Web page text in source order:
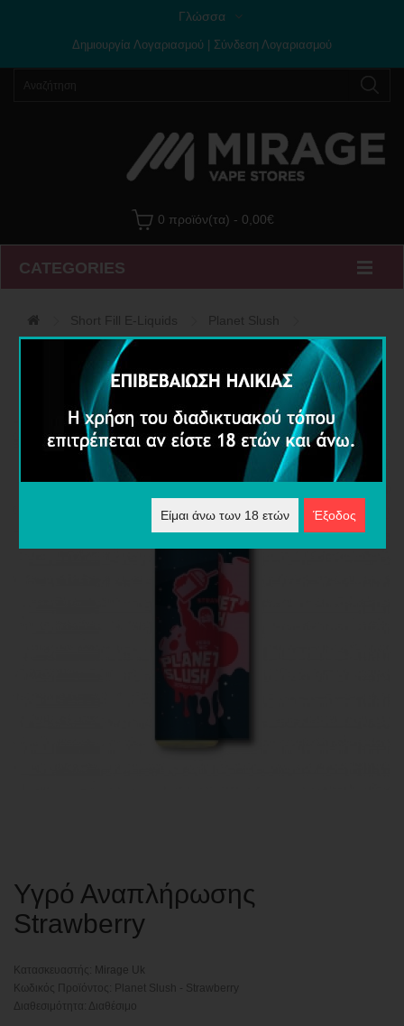
Γλώσσα
Δημιουργία Λογαριασμού Σύνδεση Λογαριασμού
0 προϊόν(τα) - 0,00€
CATEGORIES
Short Fill E-Liquids
Planet Slush
Υγρό Αναπλήρωσης Strawberry
Υγρό Αναπλήρωσης
Strawberry
Κατασκευαστής:
Mirage Uk
Κωδικός Προϊόντος: Planet Slush - Strawberry
Διαθεσιμότητα: Διαθέσιμο
Είμαι άνω των 18 ετών Έξοδος